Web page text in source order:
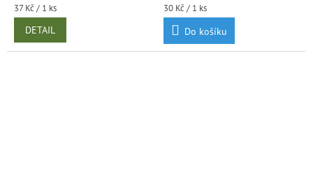
Měrná
cena:
37 Kč / 1 ks
DETAIL
Měrná
cena:
30 Kč / 1 ks
Do košíku